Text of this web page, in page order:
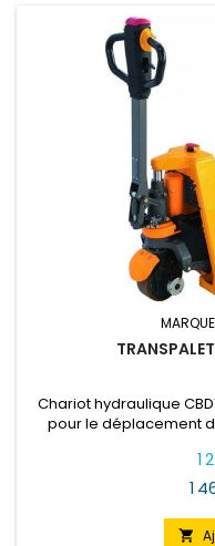
Chariot hydraulique
pour le déplacement
déplacement à l'aide
une batterie de
1
1
